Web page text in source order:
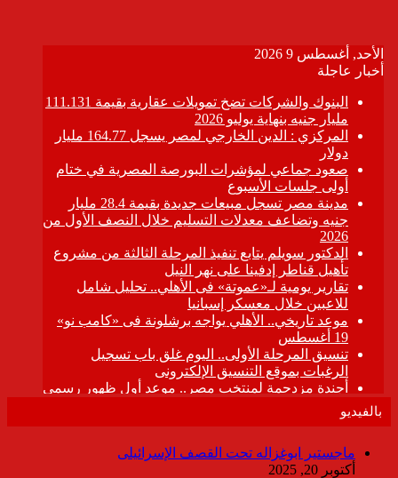
بالفيديو
ماجستير ابوغزاله تحت القصف الإسرائيلى
أكتوبر 20, 2025